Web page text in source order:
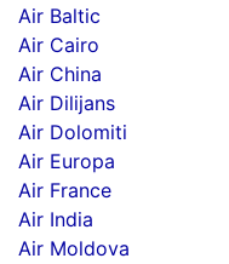
Air Baltic
Air Cairo
Air China
Air Dilijans
Air Dolomiti
Air Europa
Air France
Air India
Air Moldova